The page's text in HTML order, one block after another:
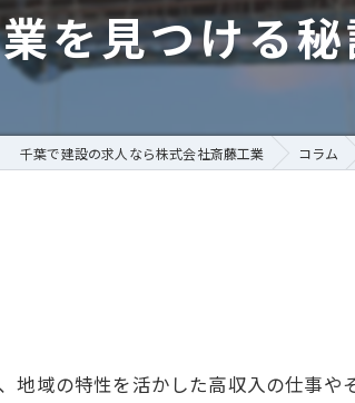
を見つける
千葉で建設の求人なら株式会社斎藤工業 コラム
域の特性を活かした高収入の仕事